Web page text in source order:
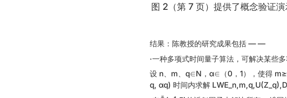
图 2（第 7 页）提供了概念验证
结果：陈教授的研究成果包括 — —
·一种多项式时间量子算法，可解决某些
设 n、m、q∈N，α∈（0，1），使得
q, αq) 时间内求解